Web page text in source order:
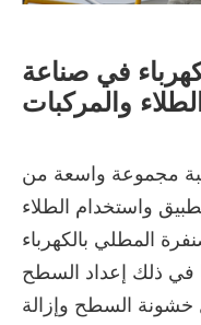
في صناعة
الطلاء والمركبات
مجموعة واسعة من
واستخدام الطلاء
المطلي بالكهرباء
ذلك إعداد السطح
خشونة السطح وإزالة